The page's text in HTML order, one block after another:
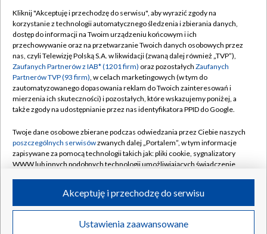
TVP
Abonament TVP
Emisja w TVP
Centrum informacji TVP
Naziemna Telewizja Cyfrowa
Rada Programowa
System NOS
Informacje o nadawcy
Program dla prasy
Regulamin TVP
Polityka prywatności
Moje zgody
Pomoc
Kontakt
Kanały
©2026 Telewizja Polska S.A. w likwidacji
Kliknij "Akceptuję i przechodzę do serwisu", aby wyrazić zgody na
korzystanie z technologii automatycznego śledzenia i zbierania danych,
dostęp do informacji na Twoim urządzeniu końcowym i ich
przechowywanie oraz na przetwarzanie Twoich danych osobowych przez
nas, czyli Telewizję Polską S.A. w likwidacji (zwaną dalej również „TVP”),
Zaufanych Partnerów z IAB* (1201 firm) oraz pozostałych Zaufanych
Partnerów TVP (93 firm), w celach marketingowych (w tym do
zautomatyzowanego dopasowania reklam do Twoich zainteresowań i
mierzenia ich skuteczności) i pozostałych, które wskazujemy poniżej, a
także zgody na udostępnianie przez nas identyfikatora PPID do Google.
Twoje dane osobowe zbierane podczas odwiedzania przez Ciebie naszych
poszczególnych serwisówzwanych dalej „Portalem”, w tym informacje
zapisywane za pomocą technologii takich jak: pliki cookie, sygnalizatory
WWW lub innych podobnych technologii umożliwiających świadczenie
ruchu w Internecie.
Twoje dane osobowe zbierane podczas odwiedzania przez Ciebie
poszczególnych serwisówna Portalu, takie jak adresy IP, identyfikatory
Ustawienia zaawansowane
Akceptuję i przechodzę do serwisu